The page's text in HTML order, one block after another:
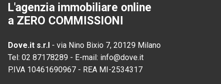
L'agenzia immobiliare online
a ZERO COMMISSIONI
Dove.it s.r.l - via Nino Bixio 7, 20129 Milano
Tel: 02 87178289 - E-mail: info@dove.it
P.IVA 10461690967 - REA MI-2534317